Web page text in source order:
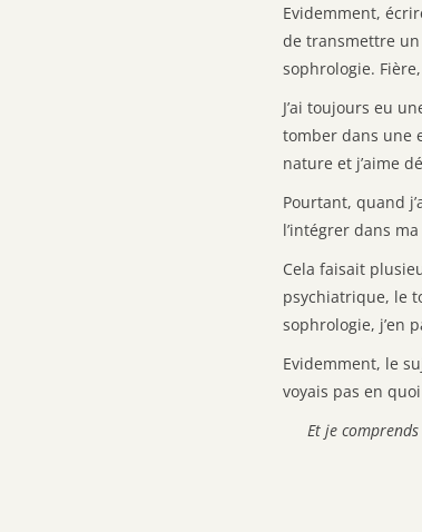
Evidemment,
de transmettre un
sophrologie.
J’ai toujours eu
tomber dans une
nature et j’aime
Pourtant, quand
l’intégrer dans
Cela faisait
psychiatrique, le
sophrologie, j’en
Evidemment, le
voyais pas en
Et je